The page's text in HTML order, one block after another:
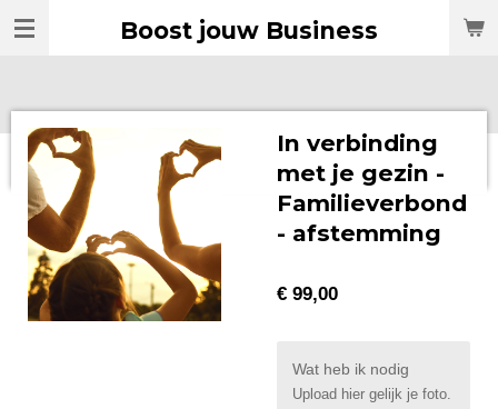
Ga
hoofdinhoud
Boost jouw Business
In verbinding
met je gezin -
Familieverbond
- afstemming
€ 99,00
Wat heb ik nodig
Upload hier gelijk je foto.